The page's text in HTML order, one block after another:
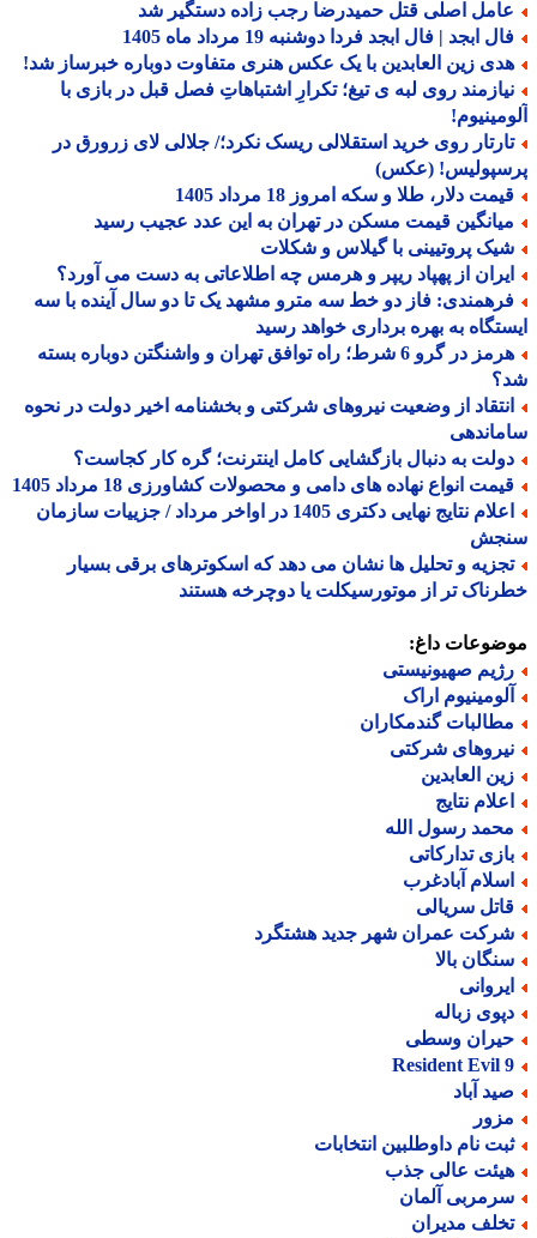
اصلی قتل حمیدرضا رجب زاده دستگیر شد
ابجد | فال ابجد فردا دوشنبه 19 مرداد ماه 1405
زین العابدین با یک عکس هنری متفاوت دوباره خبرساز شد!
روی لبه ی تیغ؛ تکرارِ اشتباهاتِ فصل قبل در بازی با
روی خرید استقلالی ریسک نکرد؛/ جلالی لای زرورق در
(عکس)
دلار، طلا و سکه امروز 18 مرداد 1405
قیمت مسکن در تهران به این عدد عجیب رسید
پروتیینی با گیلاس و شکلات
از پهپاد ریپر و هرمس چه اطلاعاتی به دست می آورد؟
فاز دو خط سه مترو مشهد یک تا دو سال آینده با سه
به بهره برداری خواهد رسید
هرمز در گرو 6 شرط؛ راه توافق تهران و واشنگتن دوباره بسته
از وضعیت نیروهای شرکتی و بخشنامه اخیر دولت در نحوه
به دنبال بازگشایی کامل اینترنت؛ گره کار کجاست؟
انواع نهاده های دامی و محصولات کشاورزی 18 مرداد 1405
اعلام نتایج نهایی دکتری 1405 در اواخر مرداد / جزییات سازمان
و تحلیل ها نشان می دهد که اسکوترهای برقی بسیار
تر از موتورسیکلت یا دوچرخه هستند
داغ:
صهیونیستی
اراک
گندمکاران
شرکتی
العابدین
نتایج
رسول الله
تدارکاتی
آبادغرب
سریالی
عمران شهر جدید هشتگرد
بالا
زباله
وسطی
Resident Evil
آباد
نام داوطلبین انتخابات
عالی جذب
آلمان
مدیران